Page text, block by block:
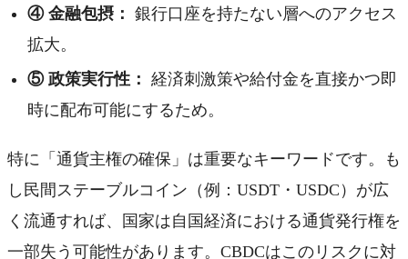
④ 金融包摂： 銀行口座を持たない層へのアクセス
拡大。
⑤ 政策実行性： 経済刺激策や給付金を直接かつ即
時に配布可能にするため。
特に「通貨主権の確保」は重要なキーワードです。も
し民間ステーブルコイン（例：USDT・USDC）が広
く流通すれば、国家は自国経済における通貨発行権を
一部失う可能性があります。CBDCはこのリスクに対